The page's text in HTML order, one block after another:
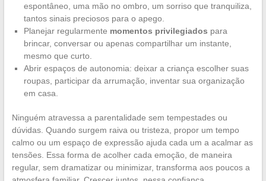
espontâneo, uma mão no ombro, um sorriso que tranquiliza,
tantos sinais preciosos para o apego.
Planejar regularmente momentos privilegiados para
brincar, conversar ou apenas compartilhar um instante,
mesmo que curto.
Abrir espaços de autonomia: deixar a criança escolher suas
roupas, participar da arrumação, inventar sua organização
em casa.
Ninguém atravessa a parentalidade sem tempestades ou
dúvidas. Quando surgem raiva ou tristeza, propor um tempo
calmo ou um espaço de expressão ajuda cada um a acalmar as
tensões. Essa forma de acolher cada emoção, de maneira
regular, sem dramatizar ou minimizar, transforma aos poucos a